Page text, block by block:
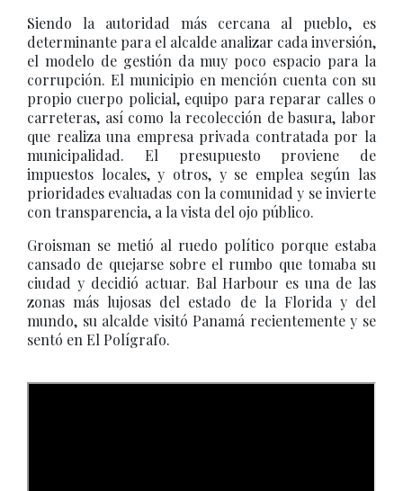
Siendo la autoridad más cercana al pueblo, es
determinante para el alcalde analizar cada inversión,
el modelo de gestión da muy poco espacio para la
corrupción. El municipio en mención cuenta con su
propio cuerpo policial, equipo para reparar calles o
carreteras, así como la recolección de basura, labor
que realiza una empresa privada contratada por la
municipalidad. El presupuesto proviene de
impuestos locales, y otros, y se emplea según las
prioridades evaluadas con la comunidad y se invierte
con transparencia, a la vista del ojo público.
Groisman se metió al ruedo político porque estaba
cansado de quejarse sobre el rumbo que tomaba su
ciudad y decidió actuar. Bal Harbour es una de las
zonas más lujosas del estado de la Florida y del
mundo, su alcalde visitó Panamá recientemente y se
sentó en El Polígrafo.